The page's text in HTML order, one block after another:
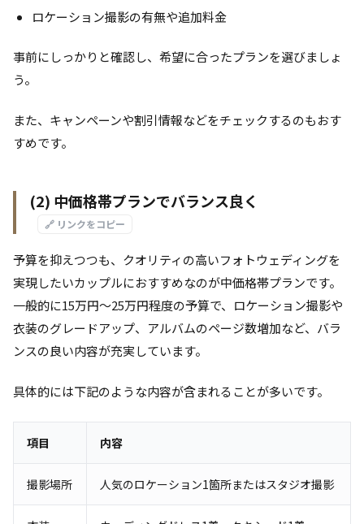
ロケーション撮影の有無や追加料金
事前にしっかりと確認し、希望に合ったプランを選びましょ
う。
また、キャンペーンや割引情報などをチェックするのもおす
すめです。
(2) 中価格帯プランでバランス良く
🔗 リンクをコピー
予算を抑えつつも、クオリティの高いフォトウェディングを
実現したいカップルにおすすめなのが中価格帯プランです。
一般的に15万円～25万円程度の予算で、ロケーション撮影や
衣装のグレードアップ、アルバムのページ数増加など、バラ
ンスの良い内容が充実しています。
具体的には下記のような内容が含まれることが多いです。
項目 内容
撮影場所 人気のロケーション1箇所またはスタジオ撮影